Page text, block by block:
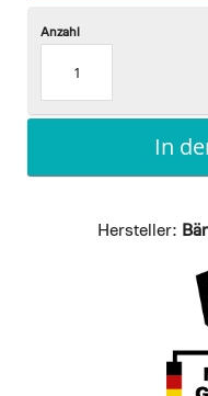
Anzahl
In
Hersteller: